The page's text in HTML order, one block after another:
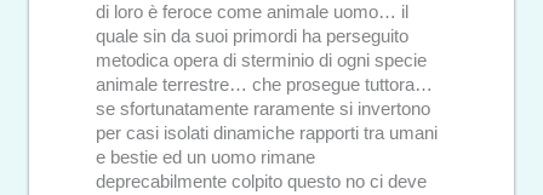
di loro è feroce come animale uomo… il
quale sin da suoi primordi ha perseguito
metodica opera di sterminio di ogni specie
animale terrestre… che prosegue tuttora…
se sfortunatamente raramente si invertono
per casi isolati dinamiche rapporti tra umani
e bestie ed un uomo rimane
deprecabilmente colpito questo no ci deve